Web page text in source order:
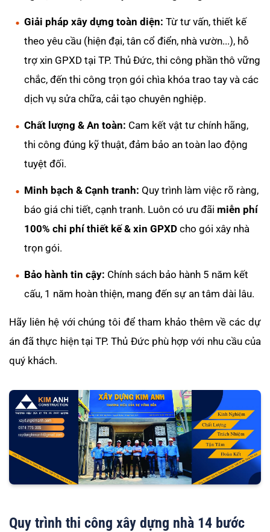
Giải pháp xây dựng toàn diện: Từ tư vấn, thiết kế
theo yêu cầu (hiện đại, tân cổ điển, nhà vườn...), hỗ
trợ xin GPXD tại TP. Thủ Đức, thi công phần thô vững
chắc, đến thi công trọn gói chìa khóa trao tay và các
dịch vụ sửa chữa, cải tạo chuyên nghiệp.
Chất lượng & An toàn: Cam kết vật tư chính hãng,
thi công đúng kỹ thuật, đảm bảo an toàn lao động
tuyệt đối.
Minh bạch & Cạnh tranh: Quy trình làm việc rõ ràng,
báo giá chi tiết, cạnh tranh. Luôn có ưu đãi miễn phí
100% chi phí thiết kế & xin GPXD cho gói xây nhà
trọn gói.
Bảo hành tin cậy: Chính sách bảo hành 5 năm kết
cấu, 1 năm hoàn thiện, mang đến sự an tâm dài lâu.
Hãy liên hệ với chúng tôi để tham khảo thêm về các dự
án đã thực hiện tại TP. Thủ Đức phù hợp với nhu cầu của
quý khách.
Quy trình thi công xây dựng nhà 14 bước